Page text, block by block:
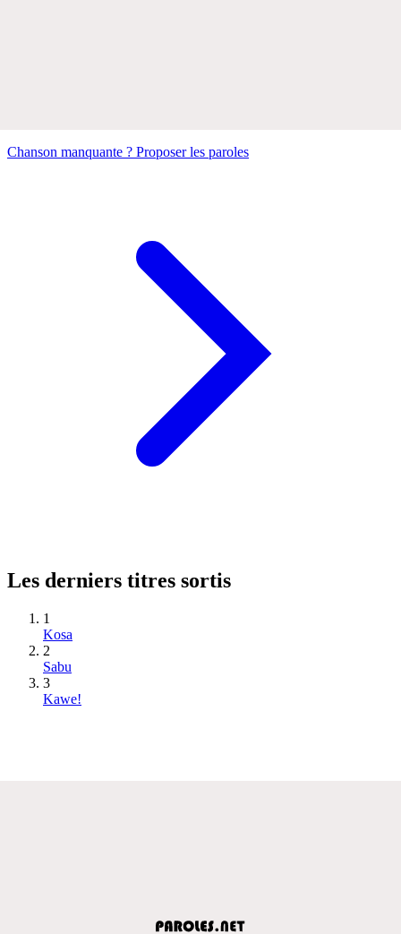
Chanson manquante ? Proposer les paroles
Les derniers titres sortis
1
Kosa
2
Sabu
3
Kawe!